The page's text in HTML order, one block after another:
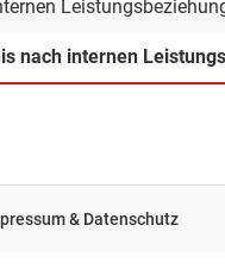
nach internen
& Datenschutz